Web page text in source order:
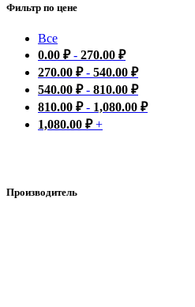
Фильтр по цене
Все
0.00 ₽- 270.00 ₽
270.00 ₽- 540.00 ₽
540.00 ₽- 810.00 ₽
810.00 ₽- 1,080.00 ₽
1,080.00 ₽+
Производитель